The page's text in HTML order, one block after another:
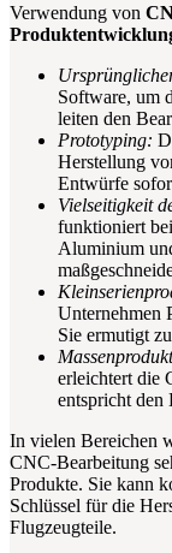
Verwendung von
Software, um
leiten den
Prototyping:
Herstellung
Entwürfe
Vielseitigkeit
funktioniert
Aluminium
Unternehmen
Sie ermutigt
erleichtert die
entspricht den
In vielen Bereichen
CNC-Bearbeitung
Produkte. Sie kann
Schlüssel für die
Flugzeugteile.